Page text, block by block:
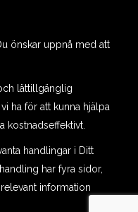
önskar uppnå med att
lättillgänglig
ha för att kunna hjälpa
kostnadseffektivt.
handlingar i Ditt
har fyra sidor,
information